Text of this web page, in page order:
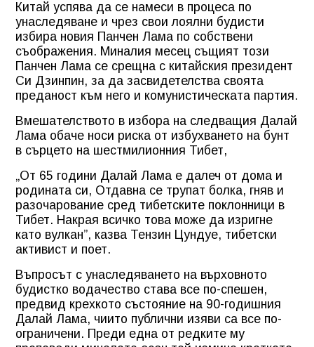
Китай успява да се намеси в процеса по
унаследяване и чрез свои лоялни будисти
избира новия Панчен Лама по собствени
съображения. Миналия месец същият този
Панчен Лама се срещна с китайския президент
Си Дзинпин, за да засвидетелства своята
преданост към него и комунистическата партия.
Вмешателството в избора на следващия Далай
Лама обаче носи риска от избухването на бунт
в сърцето на шестмилионния Тибет,
„От 65 години Далай Лама е далеч от дома и
родината си, Отдавна се трупат болка, гняв и
разочарование сред тибетските поклонници в
Тибет. Накрая всичко това може да изригне
като вулкан”, казва Тензин Цундуе, тибетски
активист и поет.
Въпросът с унаследяването на върховното
будистко водачество става все по-спешен,
предвид крехкото състояние на 90-годишния
Далай Лама, чиито публични изяви са все по-
ограничени. Преди една от редките му